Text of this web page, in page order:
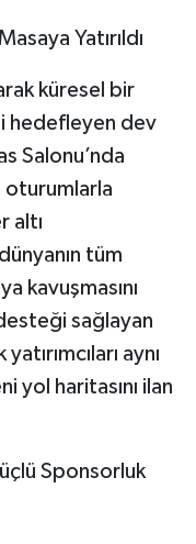
Yatırıldı
küresel bir
hedefleyen dev
Salonu’nda
oturumlarla
altı
tüm
kavuşmasını
sağlayan
aynı
yol haritasını ilan
Sponsorluk